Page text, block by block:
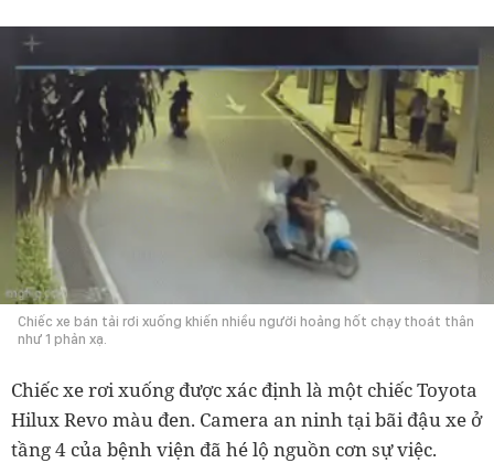
Chiếc xe bán tải rơi xuống khiến nhiều người hoảng hốt chạy thoát thân
như 1 phản xạ.
Chiếc xe rơi xuống được xác định là một chiếc Toyota
Hilux Revo màu đen. Camera an ninh tại bãi đậu xe ở
tầng 4 của bệnh viện đã hé lộ nguồn cơn sự việc.